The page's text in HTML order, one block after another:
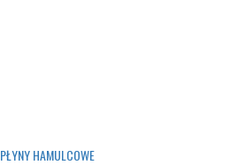
PŁYNY HAMULCOWE